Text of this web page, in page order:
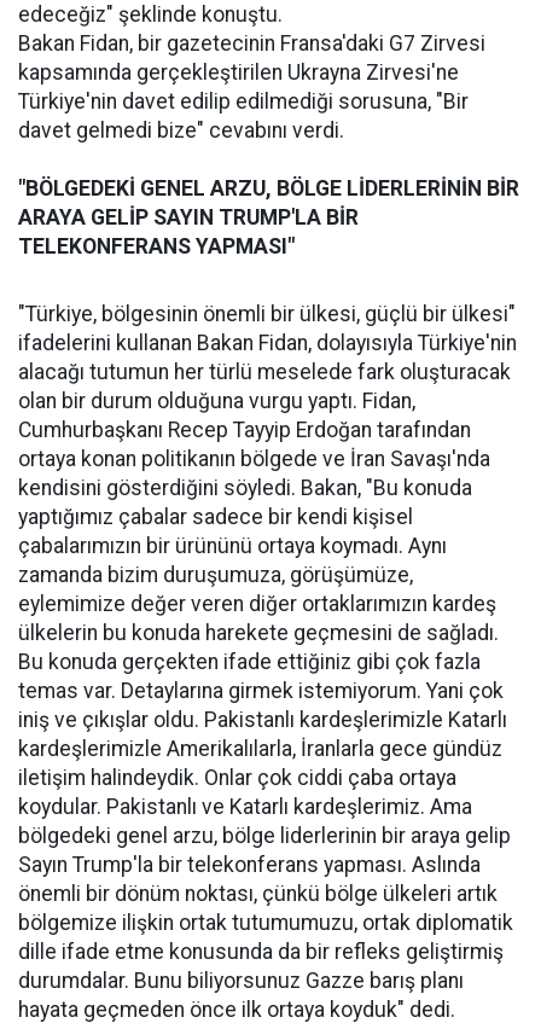
edeceğiz" şeklinde konuştu.
Bakan Fidan, bir gazetecinin Fransa'daki G7 Zirvesi
kapsamında gerçekleştirilen Ukrayna Zirvesi'ne
Türkiye'nin davet edilip edilmediği sorusuna, "Bir
davet gelmedi bize" cevabını verdi.
"BÖLGEDEKİ GENEL ARZU, BÖLGE LİDERLERİNİN BİR
ARAYA GELİP SAYIN TRUMP'LA BİR
TELEKONFERANS YAPMASI"
"Türkiye, bölgesinin önemli bir ülkesi, güçlü bir ülkesi"
ifadelerini kullanan Bakan Fidan, dolayısıyla Türkiye'nin
alacağı tutumun her türlü meselede fark oluşturacak
olan bir durum olduğuna vurgu yaptı. Fidan,
Cumhurbaşkanı Recep Tayyip Erdoğan tarafından
ortaya konan politikanın bölgede ve İran Savaşı'nda
kendisini gösterdiğini söyledi. Bakan, "Bu konuda
yaptığımız çabalar sadece bir kendi kişisel
çabalarımızın bir ürününü ortaya koymadı. Aynı
zamanda bizim duruşumuza, görüşümüze,
eylemimize değer veren diğer ortaklarımızın kardeş
ülkelerin bu konuda harekete geçmesini de sağladı.
Bu konuda gerçekten ifade ettiğiniz gibi çok fazla
temas var. Detaylarına girmek istemiyorum. Yani çok
iniş ve çıkışlar oldu. Pakistanlı kardeşlerimizle Katarlı
kardeşlerimizle Amerikalılarla, İranlarla gece gündüz
iletişim halindeydik. Onlar çok ciddi çaba ortaya
koydular. Pakistanlı ve Katarlı kardeşlerimiz. Ama
bölgedeki genel arzu, bölge liderlerinin bir araya gelip
Sayın Trump'la bir telekonferans yapması. Aslında
önemli bir dönüm noktası, çünkü bölge ülkeleri artık
bölgemize ilişkin ortak tutumumuzu, ortak diplomatik
dille ifade etme konusunda da bir refleks geliştirmiş
durumdalar. Bunu biliyorsunuz Gazze barış planı
hayata geçmeden önce ilk ortaya koyduk" dedi.